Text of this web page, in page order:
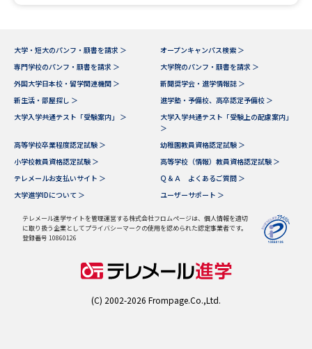
データサイエンス特集 奨学金・特待生制度特集
デジタルパンフレット 進路の３択
（高3生用）
（高2生用）
SELFBRAND特集ページ
オープンキャンパスなどを調べる
大学・短大のパンフ・願書を請求 ＞
オープンキャンパス検索 ＞
専門学校のパンフ・願書を請求 ＞
大学院のパンフ・願書を請求 ＞
外国大学日本校・留学関連機関 ＞
新聞奨学会・進学情報誌 ＞
新生活・部屋探し ＞
進学塾・予備校、高卒認定予備校 ＞
大学入学共通テスト「受験案内」 ＞
大学入学共通テスト「受験上の配慮案内」
＞
高等学校卒業程度認定試験 ＞
幼稚園教員資格認定試験 ＞
小学校教員資格認定試験 ＞
高等学校（情報）教員資格認定試験 ＞
テレメールお支払いサイト ＞
Ｑ＆Ａ よくあるご質問 ＞
大学進学IDについて ＞
ユーザーサポート ＞
テレメール進学サイトを管理運営する株式会社フロムページは、個人情報を適切
に取り扱う企業としてプライバシーマークの使用を認められた認定事業者です。
登録番号 10860126
(C) 2002-2026 Frompage.Co.,Ltd.